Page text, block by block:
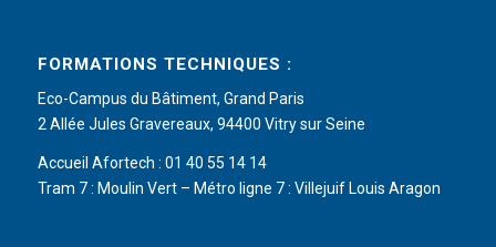
FORMATIONS TECHNIQUES :
Eco-Campus du Bâtiment, Grand Paris
2 Allée Jules Gravereaux, 94400 Vitry sur Seine
Accueil Afortech : 01 40 55 14 14
Tram 7 : Moulin Vert – Métro ligne 7 : Villejuif Louis Aragon